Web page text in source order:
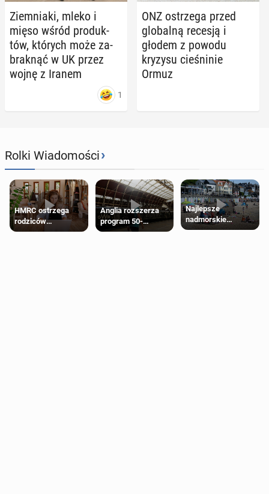
Ziem­nia­ki, mleko i
mięso wśród pro­duk­
tów, których może za­
brak­nąć w UK przez
wojnę z Iranem
1
ONZ ostrze­ga przed
glo­bal­ną recesją i
głodem z powodu
kryzysu cie­śni­nie
Ormuz
Rolki Wiadomości›
HMRC ostrzega
rodziców
pobierających Child
Anglia rozszerza
program 50-
procentowych
Najlepsze
nadmorskie
miasteczko blisko